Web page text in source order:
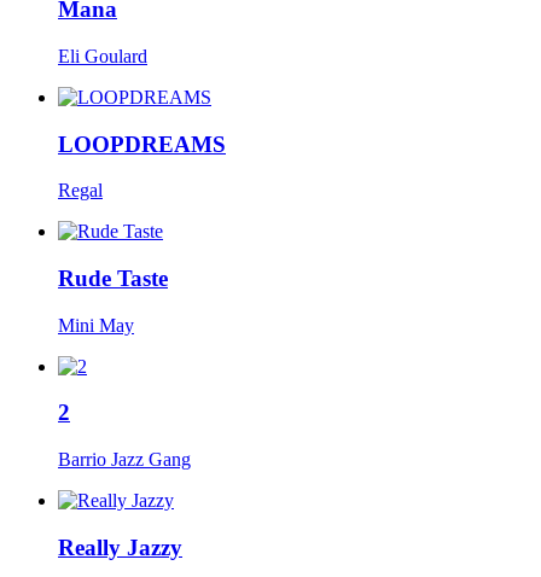
Mana
Eli Goulard
LOOPDREAMS
Regal
Rude Taste
Mini May
2
Barrio Jazz Gang
Really Jazzy